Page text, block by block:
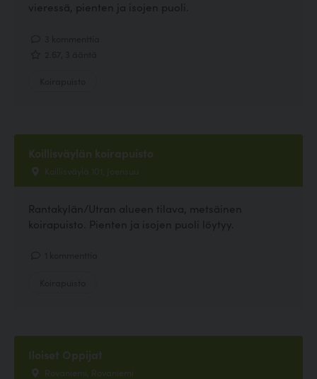
vieressä, pienten ja isojen puoli.
Koillisväylän koirapuisto
Koillisväylä 101, Joensuu
Rantakylän/Utran alueen tilava, metsäinen
koirapuisto. Pienten ja isojen puoli löytyy.
Iloiset Oppijat
Rovaniemi, Rovaniemi